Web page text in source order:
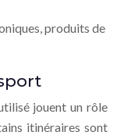
produits de
jouent un rôle
itinéraires sont